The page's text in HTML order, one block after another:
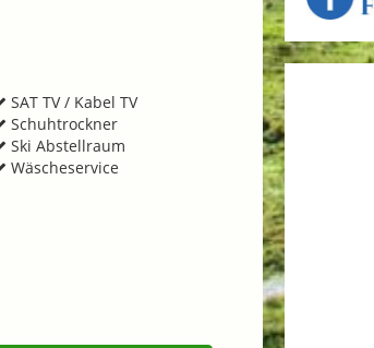
SAT TV / Kabel TV
Schuhtrockner
Ski Abstellraum
Wäscheservice